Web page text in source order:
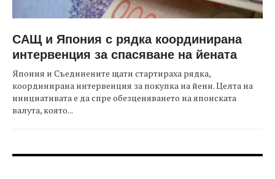
САЩ и Япония с рядка координирана
интервенция за спасяване на йената
Япония и Съединените щати стартираха рядка,
координирана интервенция за покупка на йени. Целта на
инициативата е да спре обезценяването на японската
валута, която...